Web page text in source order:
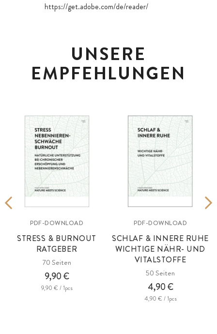
https://get.adobe.com/de/reader/
UNSERE
EMPFEHLUNGEN
PDF-DOWNLOAD
STRESS & BURNOUT
RATGEBER
70 Seiten
9,90 €
9,90 € / 1pcs
PDF-DOWNLOAD
SCHLAF & INNERE RUHE
WICHTIGE NÄHR- UND
VITALSTOFFE
50 Seiten
4,90 €
4,90 € / 1pcs